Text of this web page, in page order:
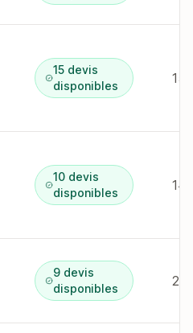
15 devis
disponibles
10 devis
disponibles
9 devis
disponibles
20